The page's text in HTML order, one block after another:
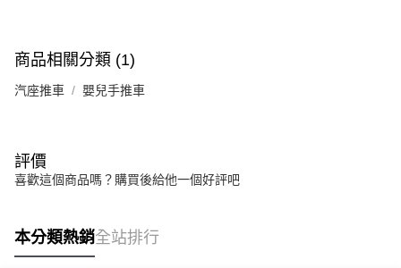
商品相關分類 (1)
汽座推車 嬰兒手推車
評價
喜歡這個商品嗎？購買後給他一個好評吧
本分類熱銷全站排行